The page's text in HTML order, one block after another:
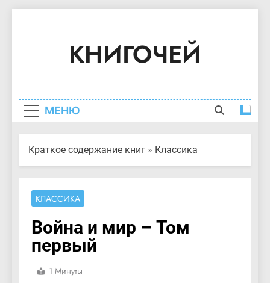
содержимомуКНИГОЧЕЙ
МЕНЮ
Краткое содержание книг » Классика
КЛАССИКА
Война и мир – Том
первый
1 Минуты